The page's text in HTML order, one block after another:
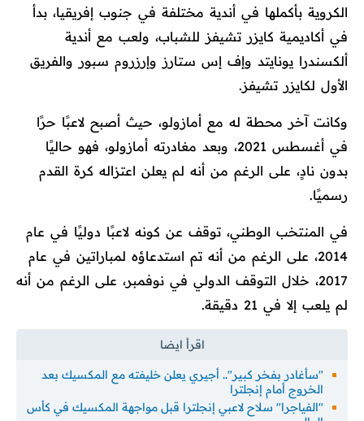
الكروية بأكملها في أندية مختلفة في جنوب إفريقيا، بدأ
في أكاديمية كايزر تشيفز للشباب، ولعب مع أندية
ألكسندرا يونايتد وإف إس ستارز وإرزروم سبور والفريق
الأول لكايزر تشيفز.
وكانت آخر محطة له مع أمازولو، حيث أصبح لاعبًا حرًا
في أغسطس 2021، وبعد مغادرته أمازولو، فهو حاليًا
بدون نادٍ، على الرغم من أنه لم يعلن اعتزاله كرة القدم
رسميًا.
في المنتخب الوطني، توقف عن كونه لاعبًا دوليًا في عام
2014، على الرغم من أنه تم استدعاؤه لمباراتين في عام
2017، خلال التوقف الدولي في نوفمبر، على الرغم من أنه
لم يلعب إلا في 21 دقيقة.
"سأغادر بفخر كبير".. أجيري يعلن خليفته مع المكسيك بعد
الخروج أمام إنجلترا
"الفياجرا" سلاح لاعبي إنجلترا قبل مواجهة المكسيك في كأس